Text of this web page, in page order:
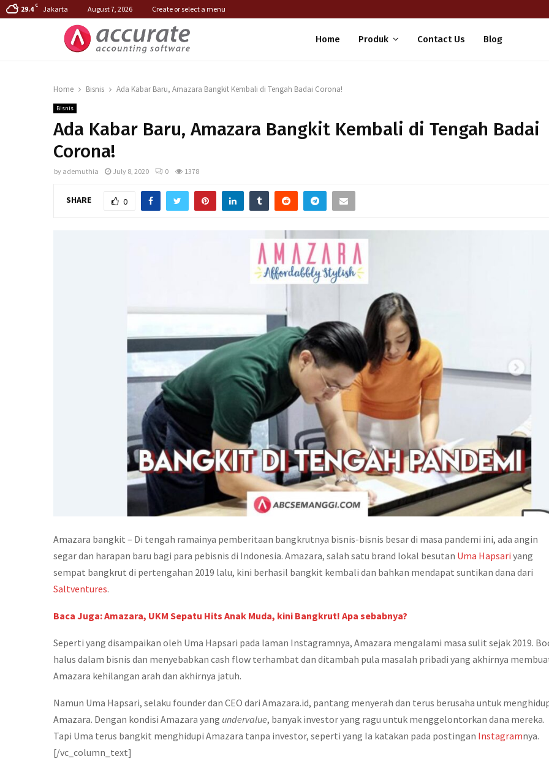
29.4 C Jakarta August 7, 2026 Create or select a menu
Home Produk Contact Us Blog
Home Bisnis Ada Kabar Baru, Amazara Bangkit Kembali di Tengah Badai Corona!
Bisnis
Ada Kabar Baru, Amazara Bangkit Kembali di Tengah Badai
Corona!
by ademuthia July 8, 2020 0 1378
SHARE 0
Amazara bangkit – Di tengah ramainya pemberitaan bangkrutnya bisnis-bisnis besar di masa pandemi ini, ada angin
segar dan harapan baru bagi para pebisnis di Indonesia. Amazara, salah satu brand lokal besutan Uma Hapsari yang
sempat bangkrut di pertengahan 2019 lalu, kini berhasil bangkit kembali dan bahkan mendapat suntikan dana dari
Saltventures.
Baca Juga: Amazara, UKM Sepatu Hits Anak Muda, kini Bangkrut! Apa sebabnya?
Seperti yang disampaikan oleh Uma Hapsari pada laman Instagramnya, Amazara mengalami masa sulit sejak 2019.
halus dalam bisnis dan menyebabkan cash flow terhambat dan ditambah pula masalah pribadi yang akhirnya
Amazara kehilangan arah dan akhirnya jatuh.
Namun Uma Hapsari, selaku founder dan CEO dari Amazara.id, pantang menyerah dan terus berusaha untuk
Amazara. Dengan kondisi Amazara yang undervalue, banyak investor yang ragu untuk menggelontorkan dana mereka.
Tapi Uma terus bangkit menghidupi Amazara tanpa investor, seperti yang Ia katakan pada postingan Instagramnya.
[/vc_column_text]